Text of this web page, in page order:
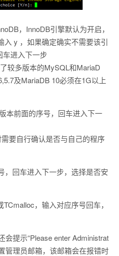
，InnoDB引擎默认为开启，
入 y ，如果确定确实不需要该引
车进入下一步
较多版本的MySQL和MariaD
及MariaDB 10必须在1G以上
本前面的序号，回车进入下一
要自行确认是否与自己的程序
，回车进入下一步，选择是否安
，输入对应序号回车，
会提示“Please enter Administrat
管理员邮箱，该邮箱会在报错时